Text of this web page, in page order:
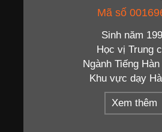
Mã số
Sinh năm
Học vị Trung
Ngành Tiếng
Khu vực dạy
Xem thêm